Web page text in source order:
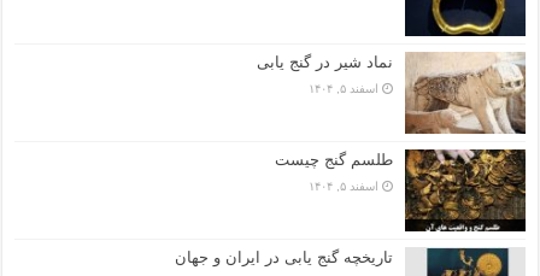
نماد شیر در گنج یابی
اسفند ۵, ۱۴۰۴
طلسم گنج چیست
اسفند ۵, ۱۴۰۴
تاریخچه گنج‌ یابی در ایران و جهان